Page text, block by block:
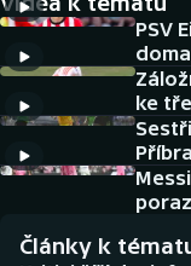
DALŠÍ SPORTY
Americký fotbal
Baseball a softbal
NEPŘEHLÉDNĚTE
Soutěže
PSV
ke
Články k